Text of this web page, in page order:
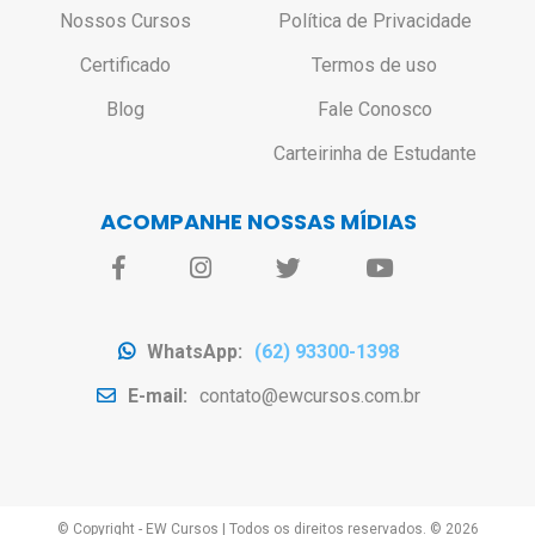
Nossos Cursos
Certificado
Blog
Política de Privacidade
Termos de uso
Fale Conosco
Carteirinha de Estudante
ACOMPANHE NOSSAS MÍDIAS
WhatsApp:
(62) 93300-1398
E-mail: contato@ewcursos.com.br
© Copyright - EW Cursos | Todos os direitos reservados. © 2026